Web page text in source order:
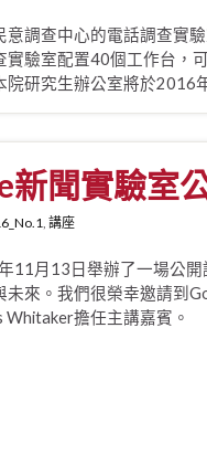
意調查中心的電話調查實
實驗室配置40個工作台，
院研究生辦公室將於2016
新聞實驗室
, 講座
11月13日舉辦了一場公開
未來。我們很榮幸邀請到
Whitaker擔任主講嘉賓。